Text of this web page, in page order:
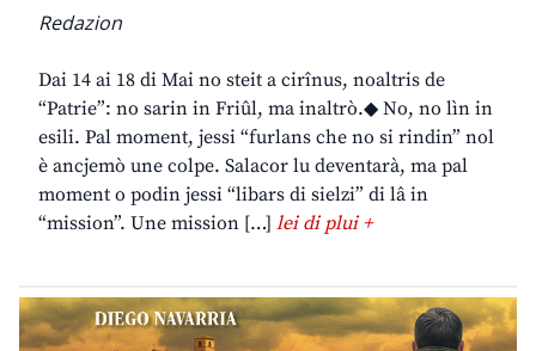
Redazion
Dai 14 ai 18 di Mai no steit a cirînus, noaltris de
“Patrie”: no sarin in Friûl, ma inaltrò.◆ No, no lìn in
esili. Pal moment, jessi “furlans che no si rindin” nol
è ancjemò une colpe. Salacor lu deventarà, ma pal
moment o podin jessi “libars di sielzi” di lâ in
“mission”. Une mission […] lei di plui +